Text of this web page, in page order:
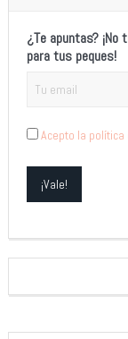
¿Te apuntas? ¡No
para tus peques!
Acepto la política